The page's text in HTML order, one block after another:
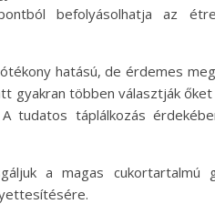
befolyásolhatja az
hatású, de érdemes
gyakran többen választják
tudatos táplálkozás
a magas